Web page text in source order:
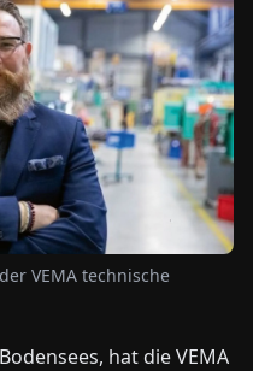
VEMA technische
hat die VEMA